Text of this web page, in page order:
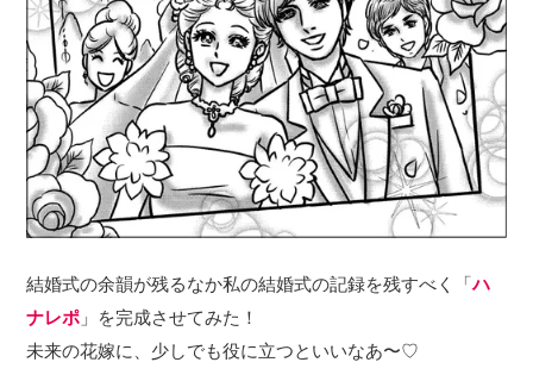
結婚式の余韻が残るなか私の結婚式の記録を残すべく「ハ
ナレポ 」を完成させてみた！
未来の花嫁に、少しでも役に立つといいなあ〜♡